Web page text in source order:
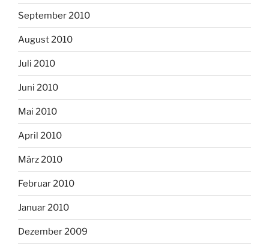
September 2010
August 2010
Juli 2010
Juni 2010
Mai 2010
April 2010
März 2010
Februar 2010
Januar 2010
Dezember 2009